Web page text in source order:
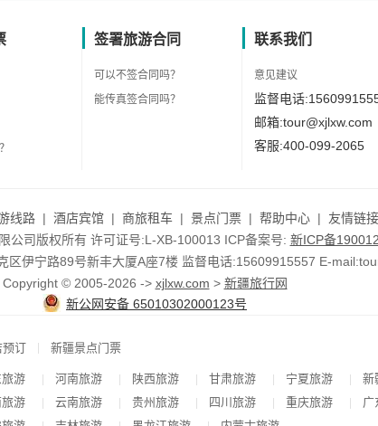
签署旅游合同
可以不签合同吗？
能传真签合同吗？
联系我们
意见建议
监督电话
邮箱:tour@xjlxw.com
客服:400-099-2065
线路 | 酒店宾馆 | 商旅租车 | 景点门票 | 帮助中心 | 友情链接
公司版权所有 许可证号:L-XB-100013 ICP备案号: 新ICP备
区伊宁路89号新丰大厦A座7楼 监督电话:15609915557 E-
Copyright © 2005-2026 -> xjlxw.com > 新疆旅行网
新公网安备 65010302000123号
预订 | 新疆景点门票
游 | 河南旅游 | 陕西旅游 | 甘肃旅游 | 宁夏旅游 | 新
游 | 云南旅游 | 贵州旅游 | 四川旅游 | 重庆旅游 | 广